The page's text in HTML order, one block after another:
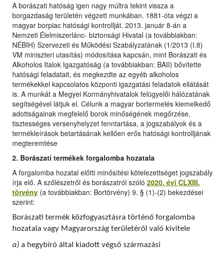
A borászati hatóság igen nagy múltra tekint vissza a
borgazdaság területén végzett munkában. 1881-óta végzi a
magyar borpiac hatósági kontrollját. 2013. január 8-án a
Nemzeti Élelmiszerlánc- biztonsági Hivatal (a továbbiakban:
NÉBIH) Szervezeti és Működési Szabályzatának (1/2013 (I.8)
VM miniszteri utasítás) módosítása kapcsán, mint Borászati és
Alkoholos Italok Igazgatóság (a továbbiakban: BAII) bővítette
hatósági feladatait, és megkezdte az egyéb alkoholos
termékekkel kapcsolatos központi igazgatási feladatok ellátását
is. A munkát a Megyei Kormányhivatalok felügyelői hálózatának
segítségével látjuk el. Célunk a magyar bortermelés kiemelkedő
adottságainak megfelelő borok minőségének megőrzése,
tisztességes versenyhelyzet fenntartása, a jogszabályok és a
termékleírások betartásának kellően erős hatósági kontrolljának
megteremtése
2. Borászati termékek forgalomba hozatala
A forgalomba hozatal előtti minősítési kötelezettséget jogszabály
írja elő. A szőlészetről és borászatról szóló 2020. évi CLXIII.
törvény (a továbbiakban: Bortörvény) 9. § (1)-(2) bekezdései
szerint:
Borászati termék közfogyasztásra történő forgalomba
hozatala vagy Magyarország területéről való kivitele
a) a hegybíró által kiadott végső származási